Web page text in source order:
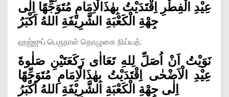
عِيْدِ الْفِطْرِ اِقْتَدَيْتُ بِهٰذَالْاِمَامِ مُتَوَجِّهًا اِلٰى
جِهْةِ الْكَعْبَةِ الشَّرِيْفَةِ اللهُ اَكْبَرُ
ஹஜ்ஜுப் பெருநாள் தொழுகை நிய்யத்:
نَوَيْتُ اَنْ اُصَلِّ لِلهِ تَعَااٰى رَكَعَتَيْنِ صَلٰوةَ
عِيْدِ الْاَضْحٰى اِقْتَدَيْتُ بِهٰذَالْاِمَامِ مُتَوَجِّهًا
اِلٰى جِهْةِ الْكَعْبَةِ الشَّرِيْفَةِ اللهُ اَكْبَرُ